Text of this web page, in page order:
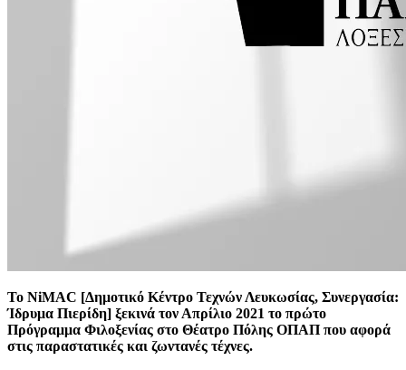
Το NiMAC [Δημοτικό Κέντρο Τεχνών Λευκωσίας, Συνεργασία:
Ίδρυμα Πιερίδη] ξεκινά τον Απρίλιο 2021 το πρώτο
Πρόγραμμα Φιλοξενίας στο Θέατρο Πόλης ΟΠΑΠ που αφορά
στις παραστατικές και ζωντανές τέχνες.